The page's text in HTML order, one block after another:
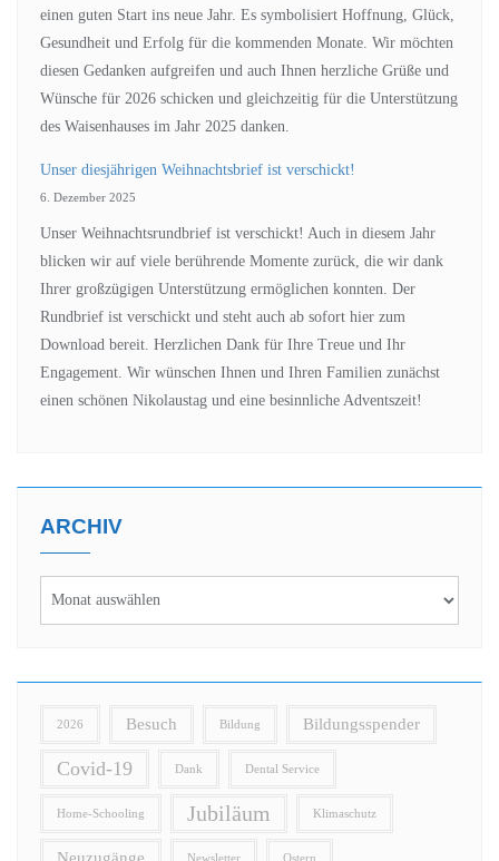
einen guten Start ins neue Jahr. Es symbolisiert Hoffnung, Glück,
Gesundheit und Erfolg für die kommenden Monate. Wir möchten
diesen Gedanken aufgreifen und auch Ihnen herzliche Grüße und
Wünsche für 2026 schicken und gleichzeitig für die Unterstützung
des Waisenhauses im Jahr 2025 danken.
Unser diesjährigen Weihnachtsbrief ist verschickt!
6. Dezember 2025
Unser Weihnachtsrundbrief ist verschickt! Auch in diesem Jahr
blicken wir auf viele berührende Momente zurück, die wir dank
Ihrer großzügigen Unterstützung ermöglichen konnten. Der
Rundbrief ist verschickt und steht auch ab sofort hier zum
Download bereit. Herzlichen Dank für Ihre Treue und Ihr
Engagement. Wir wünschen Ihnen und Ihren Familien zunächst
einen schönen Nikolaustag und eine besinnliche Adventszeit!
ARCHIV
2026 Besuch Bildung Bildungsspender
Covid-19 Dank Dental Service
Home-Schooling Jubiläum Klimaschutz
Newsletter Ostern